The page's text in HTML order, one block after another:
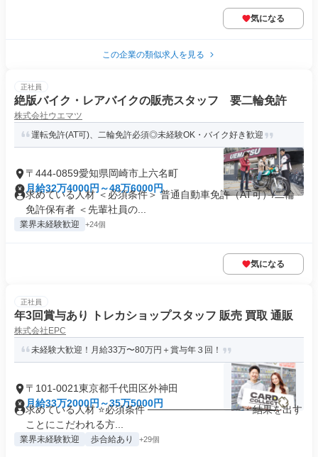
気になる
この企業の類似求人を見る
正社員
絶版バイク・レアバイクの販売スタッフ 要二輪免許
株式会社ウエマツ
運転免許(AT可)、二輪免許必須◎未経験OK・バイク好き歓迎
〒444-0859愛知県岡崎市上六名町
月給32万4000円～48万6000円
求めている人材 ＜必須条件＞ 普通自動車免許（AT可）/二輪
免許保有者 ＜先輩社員の...
業界未経験歓迎 +24個
気になる
正社員
年3回賞与あり トレカショップスタッフ 販売 買取 通販
株式会社EPC
未経験大歓迎！月給33万〜80万円＋賞与年３回！
〒101-0021東京都千代田区外神田
月給33万2000円～35万5000円
求めている人材 ⭐必須条件 ───────────── ・結果を出す
ことにこだわれる方...
業界未経験歓迎 歩合給あり +29個